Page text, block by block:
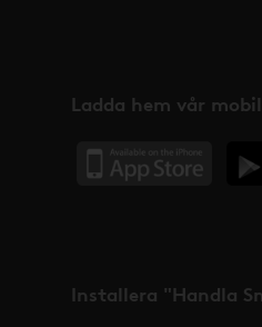
Ladda hem vår
Installera "Handla